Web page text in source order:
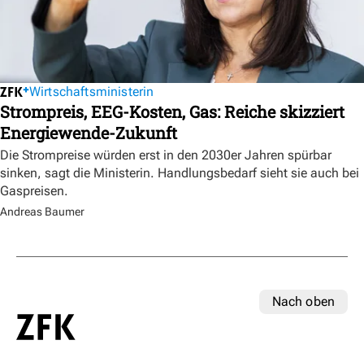
Wirtschaftsministerin
Strompreis, EEG-Kosten, Gas: Reiche skizziert
Energiewende-Zukunft
Die Strompreise würden erst in den 2030er Jahren spürbar
sinken, sagt die Ministerin. Handlungsbedarf sieht sie auch bei
Gaspreisen.
Andreas Baumer
Nach oben